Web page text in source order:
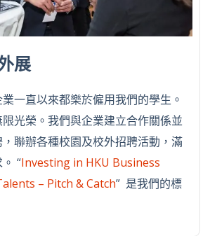
展
一直以來都樂於僱用我們的學生。
光榮。我們與企業建立合作關係並
聯辦各種校園及校外招聘活動，滿
“Investing in HKU Business
– Pitch & Catch” 是我們的標